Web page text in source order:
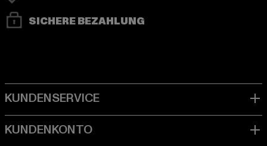
SICHERE BEZAHLUNG